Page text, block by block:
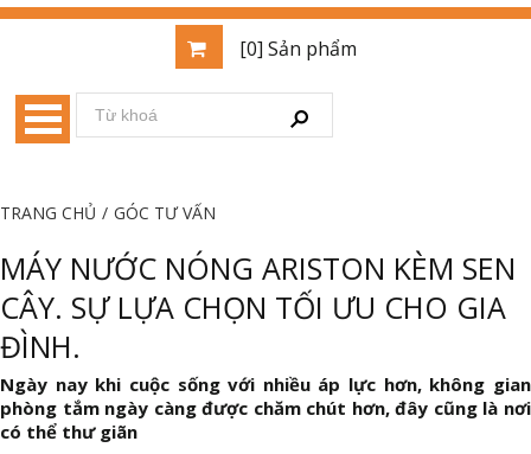
[0] Sản phẩm
TRANG CHỦ / GÓC TƯ VẤN
MÁY NƯỚC NÓNG ARISTON KÈM SEN
CÂY. SỰ LỰA CHỌN TỐI ƯU CHO GIA
ĐÌNH.
Ngày nay khi cuộc sống với nhiều áp lực hơn, không gian
phòng tắm ngày càng được chăm chút hơn, đây cũng là nơi
có thể thư giãn